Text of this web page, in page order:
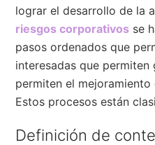
lograr el desarrollo de la
riesgos corporativos se
pasos ordenados que
interesadas que permiten
permiten el
Estos procesos están
Definición de